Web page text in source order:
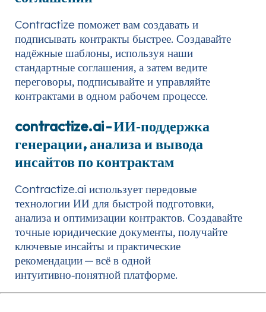
Contractize поможет вам создавать и
подписывать контракты быстрее. Создавайте
надёжные шаблоны, используя наши
стандартные соглашения, а затем ведите
переговоры, подписывайте и управляйте
контрактами в одном рабочем процессе.
contractize.ai- ИИ‑поддержка
генерации, анализа и вывода
инсайтов по контрактам
Contractize.ai использует передовые
технологии ИИ для быстрой подготовки,
анализа и оптимизации контрактов. Создавайте
точные юридические документы, получайте
ключевые инсайты и практические
рекомендации — всё в одной
интуитивно‑понятной платформе.